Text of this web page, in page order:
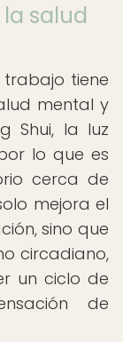
salud
tiene
mental y
Shui, la luz
lo que es
cerca de
mejora el
sino que
circadiano,
un ciclo de
de